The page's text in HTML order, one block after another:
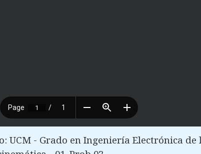
UCM - Grado en Ingeniería Electrónica de